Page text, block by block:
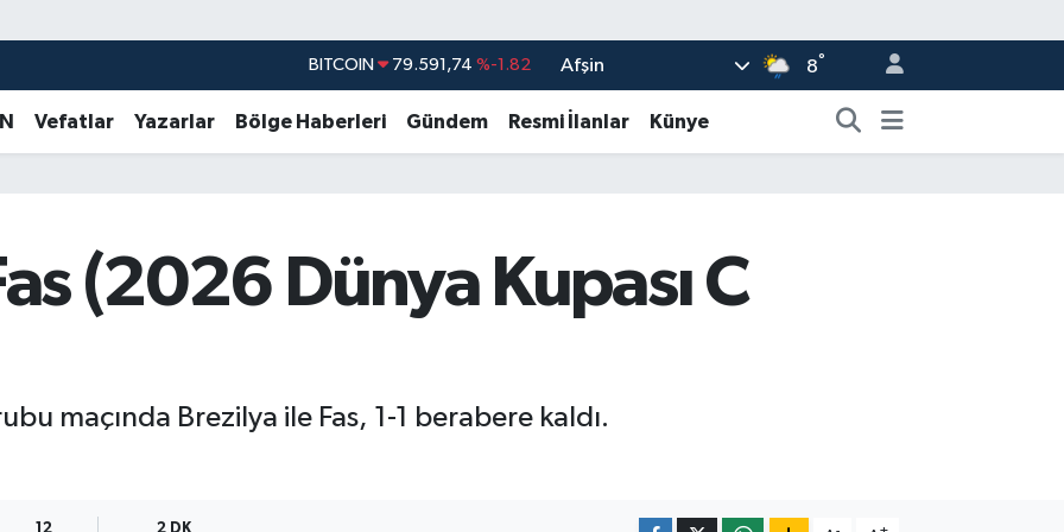
45,43620
EURO 53,38690 %0.19
Afşin 8°
Vefatlar Yazarlar Bölge Haberleri Gündem Resmi İlanlar Künye
(2026 Dünya Kupası C
maçında Brezilya ile Fas, 1-1 berabere kaldı.
12 2 DK